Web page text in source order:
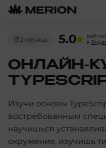
2 месяца 5.0
в
ОНЛАЙН-
Изучи основы
востребованным
научишься
окружение, изучишь